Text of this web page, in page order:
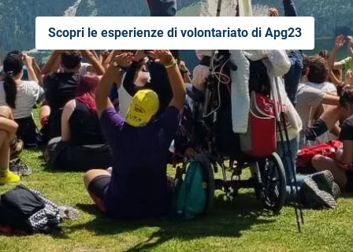
Scopri le esperienze di volontariato di Apg23